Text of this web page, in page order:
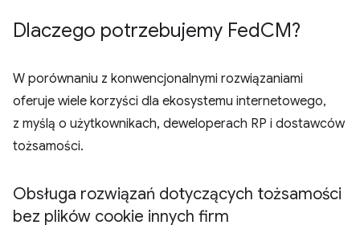
Dlaczego potrzebujemy FedCM?
W porównaniu z konwencjonalnymi rozwiązaniami
oferuje wiele korzyści dla ekosystemu internetowego,
z myślą o użytkownikach, deweloperach RP i dostawców
tożsamości.
Obsługa rozwiązań dotyczących tożsamości
bez plików cookie innych firm